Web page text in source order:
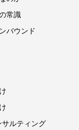
常識
バウンド
ルティング